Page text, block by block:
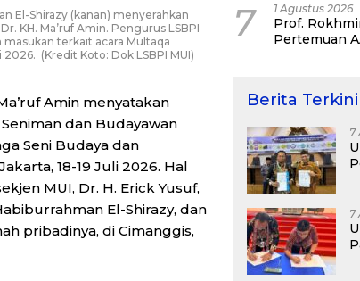
El-Shirazy (kanan) menyerahkan
KH. Ma’ruf Amin. Pengurus LSBPI
terkait acara Multaqa
(Kredit Koto: Dok LSBPI MUI)
Amin menyatakan
dan Budayawan
Seni Budaya dan
18-19 Juli 2026. Hal
MUI, Dr. H. Erick Yusuf,
El-Shirazy, dan
pribadinya, di Cimanggis,
7 1 Agustus 2026
Prof. Rokhmin
Pertemuan
Berita Terkini
7
7